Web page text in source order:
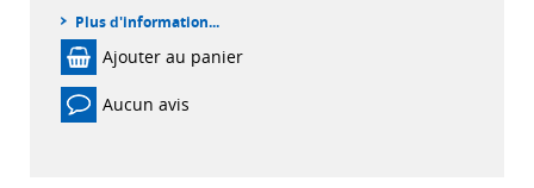
Plus d'information...
Ajouter au panier
Aucun avis